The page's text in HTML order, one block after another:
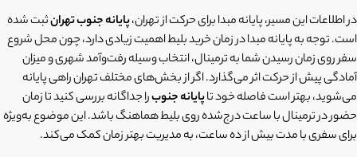
در اطلاعات این مسیر، پایانه مبدا برای حرکت از تهران،پایانه جنوب تهرانثبت شده
است. توجه به پایانه مبدا در زمان خرید بلیط اهمیت زیادی دارد، چون محل شروع
سفر روی زمان رسیدن شما به ترمینال، انتخاب وسیله رفت‌وآمد شهری و میزان
آمادگی پیش از حرکت اثر می‌گذارد. اگر از بخش‌های مختلف تهران راهی پایانه
می‌شوید، بهتر است فاصله خود تاپایانه جنوبرا جداگانه بررسی کنید تا زمان
حضور در ترمینال با ساعت درج‌شده روی بلیط هماهنگ باشد. این موضوع به‌ویژه
برای سفری با مدت بیش از ده ساعت، به مدیریت بهتر زمان کمک می‌کند.